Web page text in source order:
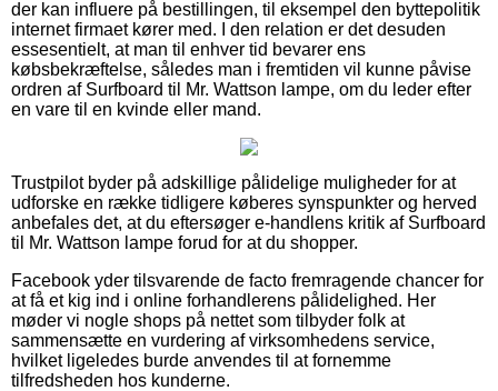
der kan influere på bestillingen, til eksempel den byttepolitik
internet firmaet kører med. I den relation er det desuden
essesentielt, at man til enhver tid bevarer ens
købsbekræftelse, således man i fremtiden vil kunne påvise
ordren af Surfboard til Mr. Wattson lampe, om du leder efter
en vare til en kvinde eller mand.
Trustpilot byder på adskillige pålidelige muligheder for at
udforske en række tidligere køberes synspunkter og herved
anbefales det, at du eftersøger e-handlens kritik af Surfboard
til Mr. Wattson lampe forud for at du shopper.
Facebook yder tilsvarende de facto fremragende chancer for
at få et kig ind i online forhandlerens pålidelighed. Her
møder vi nogle shops på nettet som tilbyder folk at
sammensætte en vurdering af virksomhedens service,
hvilket ligeledes burde anvendes til at fornemme
tilfredsheden hos kunderne.